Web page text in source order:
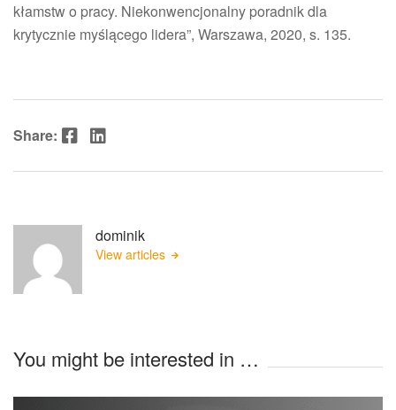
kłamstw o pracy. Niekonwencjonalny poradnik dla
krytycznie myślącego lidera”, Warszawa, 2020, s. 135.
Share: Facebook LinkedIn
dominik
View articles
You might be interested in …